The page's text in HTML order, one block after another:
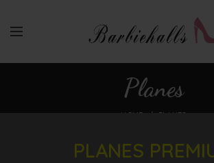
Planes
HOME PLANES
PLANES